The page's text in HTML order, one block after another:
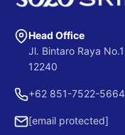
Head Office
Jl. Bintaro Raya
12240
+62 851-7522-5664
[email protected]